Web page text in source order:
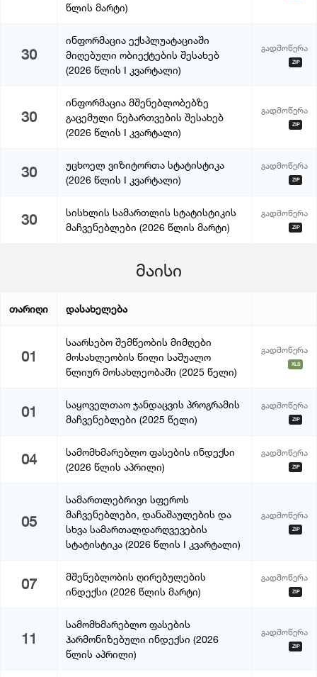
წლის მარტი)
30
ინფორმაცია ექსპლუატაციაში
მიღებული ობიექტების შესახებ
(2026 წლის I კვარტალი)
გადმოწერა
ZIP
30
ინფორმაცია მშენებლობებზე
გაცემული ნებართვების შესახებ
(2026 წლის I კვარტალი)
გადმოწერა
ZIP
30
უცხოელ ვიზიტორთა სტატისტიკა
(2026 წლის I კვარტალი)
გადმოწერა
ZIP
30
სისხლის სამართლის სტატისტიკის
მაჩვენებლები (2026 წლის მარტი)
გადმოწერა
ZIP
მაისი
თარიღი დასახელება
01
საარსებო შემწეობის მიმღები
მოსახლეობის წილი საშუალო
წლიურ მოსახლეობაში (2025 წელი)
გადმოწერა
XLS
01
საყოველთაო ჯანდაცვის პროგრამის
მაჩვენებლები (2025 წელი)
გადმოწერა
ZIP
04
სამომხმარებლო ფასების ინდექსი
(2026 წლის აპრილი)
გადმოწერა
ZIP
05
სამართლებრივი სფეროს
მაჩვენებლები, დანაშაულების და
სხვა სამართალდარღვევების
სტატისტიკა (2026 წლის I კვარტალი)
გადმოწერა
ZIP
07
მშენებლობის ღირებულების
ინდექსი (2026 წლის მარტი)
გადმოწერა
ZIP
11
სამომხმარებლო ფასების
ჰარმონიზებული ინდექსი (2026
წლის აპრილი)
გადმოწერა
ZIP